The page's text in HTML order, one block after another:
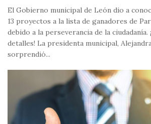
El Gobierno municipal de León dio a
13 proyectos a la lista de ganadores de
debido a la perseverancia de la ciudadanía.
detalles! La presidenta municipal,
sorprendió...